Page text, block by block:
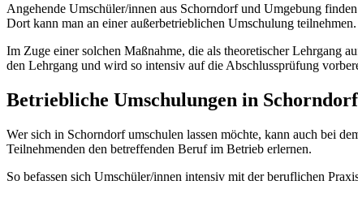
Angehende Umschüler/innen aus Schorndorf und Umgebung
Dort kann man an einer außerbetrieblichen Umschulung teilnehmen.
Im Zuge einer solchen Maßnahme, die als theoretischer Lehrgang
den Lehrgang und wird so intensiv auf die Abschlussprüfung
Betriebliche Umschulungen in Schorndorf
Wer sich in Schorndorf umschulen lassen möchte, kann auch bei
Teilnehmenden den betreffenden Beruf im Betrieb erlernen.
So befassen sich Umschüler/innen intensiv mit der beruflichen